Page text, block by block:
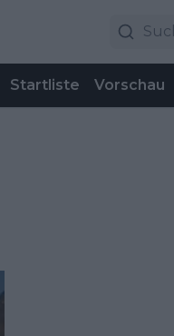
Startliste Vorschau